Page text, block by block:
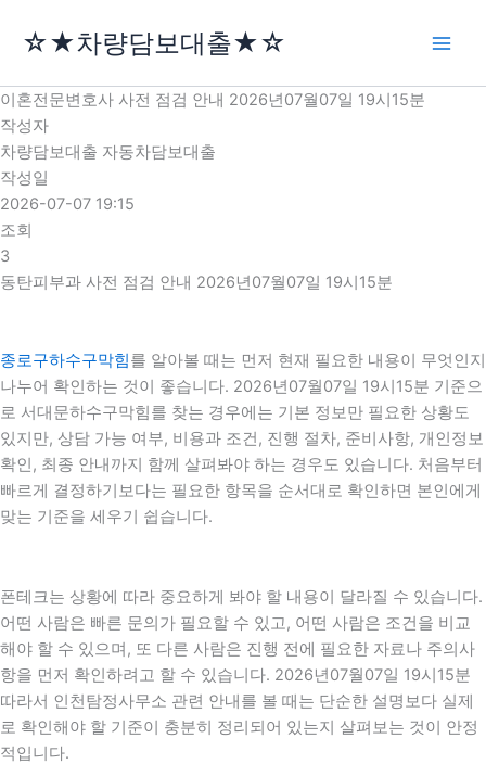
로
건
너
뛰
기
☆★차량담보대출★☆
이혼전문변호사 사전 점검 안내 2026년07월07일 19시15분
작성자
차량담보대출 자동차담보대출
작성일
2026-07-07 19:15
조회
3
동탄피부과 사전 점검 안내 2026년07월07일 19시15분
종로구하수구막힘를 알아볼 때는 먼저 현재 필요한 내용이 무엇인지
나누어 확인하는 것이 좋습니다. 2026년07월07일 19시15분 기준으
로 서대문하수구막힘를 찾는 경우에는 기본 정보만 필요한 상황도
있지만, 상담 가능 여부, 비용과 조건, 진행 절차, 준비사항, 개인정보
확인, 최종 안내까지 함께 살펴봐야 하는 경우도 있습니다. 처음부터
빠르게 결정하기보다는 필요한 항목을 순서대로 확인하면 본인에게
맞는 기준을 세우기 쉽습니다.
폰테크는 상황에 따라 중요하게 봐야 할 내용이 달라질 수 있습니다.
어떤 사람은 빠른 문의가 필요할 수 있고, 어떤 사람은 조건을 비교
해야 할 수 있으며, 또 다른 사람은 진행 전에 필요한 자료나 주의사
항을 먼저 확인하려고 할 수 있습니다. 2026년07월07일 19시15분
따라서 인천탐정사무소 관련 안내를 볼 때는 단순한 설명보다 실제
로 확인해야 할 기준이 충분히 정리되어 있는지 살펴보는 것이 안정
적입니다.